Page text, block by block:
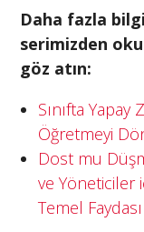
Daha fazla
serimizden
göz atın:
Sınıfta Yapay
Öğretmeyi
Dost mu
ve Yöneticiler
Temel Faydası